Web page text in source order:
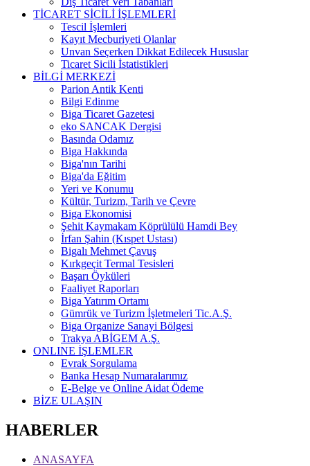
TİCARET SİCİLİ İŞLEMLERİ
Tescil İşlemleri
Kayıt Mecburiyeti Olanlar
Unvan Seçerken Dikkat Edilecek Hususlar
Ticaret Sicili İstatistikleri
BİLGİ MERKEZİ
Parion Antik Kenti
Bilgi Edinme
Biga Ticaret Gazetesi
eko SANCAK Dergisi
Basında Odamız
Biga Hakkında
Biga'nın Tarihi
Biga'da Eğitim
Yeri ve Konumu
Kültür, Turizm, Tarih ve Çevre
Biga Ekonomisi
Şehit Kaymakam Köprülülü Hamdi Bey
İrfan Şahin (Kıspet Ustası)
Bigalı Mehmet Çavuş
Kırkgeçit Termal Tesisleri
Başarı Öyküleri
Faaliyet Raporları
Biga Yatırım Ortamı
Gümrük ve Turizm İşletmeleri Tic.A.Ş.
Biga Organize Sanayi Bölgesi
Trakya ABİGEM A.Ş.
ONLINE İŞLEMLER
Evrak Sorgulama
Banka Hesap Numaralarımız
E-Belge ve Online Aidat Ödeme
BİZE ULAŞIN
HABERLER
ANASAYFA